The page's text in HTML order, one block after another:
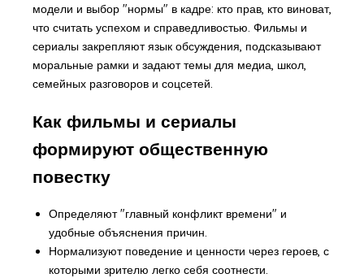
модели и выбор "нормы" в кадре: кто прав, кто виноват,
что считать успехом и справедливостью. Фильмы и
сериалы закрепляют язык обсуждения, подсказывают
моральные рамки и задают темы для медиа, школ,
семейных разговоров и соцсетей.
Как фильмы и сериалы
формируют общественную
повестку
Определяют "главный конфликт времени" и
удобные объяснения причин.
Нормализуют поведение и ценности через героев, с
которыми зрителю легко себя соотнести.